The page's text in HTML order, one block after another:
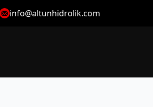
info@altunhidrolik.com